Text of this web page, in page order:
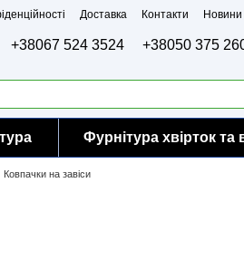
Доставка Контакти Новини
+38067 524 3524 +38050 375
Фурнітура хвірток та
Ковпачки на завіси